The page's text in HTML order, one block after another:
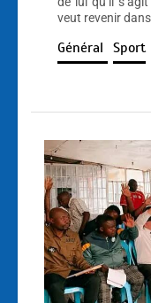
veut revenir
Général Sport